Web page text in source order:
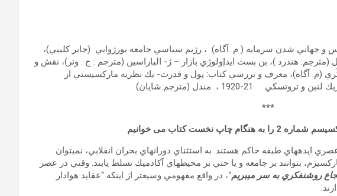
و جهاني شدن سرمايه ( م. آگاه) ، رژيم سياسي جامعه بورژوايي (جابر كليبي)،
هندرد )، بن بست ايدإولوژي بازار – ژ- الباراسين (مترجم : ج . وتر)، نقش و
(م. آگاه)، معرف و بررسي كتاب: پول و قدرت- يك نظريه ماركسيستي از
1920 ، مندل (مترجم:شايان)
***
نخست کتاب می خوانیم
ايده‏هاي طبقه حاكم هستند. به استثناي دوران‏هاي بحران انقلابي، نمي‏توان
بتوانند بر جامعه و يا حتي بر محيط‏هاي آكادميك تسلط يابند. وقتي در عصر
روشنفكري به سر مي‏بريم“، در واقع مفهومي وسيع‏تر از اين‏كه “عقايد هوادار